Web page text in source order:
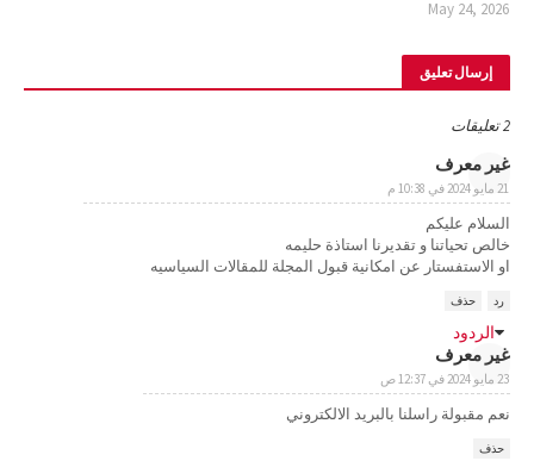
May 24, 2026
إرسال تعليق
2 تعليقات
غير معرف
21 مايو 2024 في 10:38 م
السلام عليكم
خالص تحياتنا و تقديرنا استاذة حليمه
او الاستفستار عن امكانية قبول المجلة للمقالات السياسيه
رد حذف
الردود
غير معرف
23 مايو 2024 في 12:37 ص
نعم مقبولة راسلنا بالبريد الالكتروني
حذف